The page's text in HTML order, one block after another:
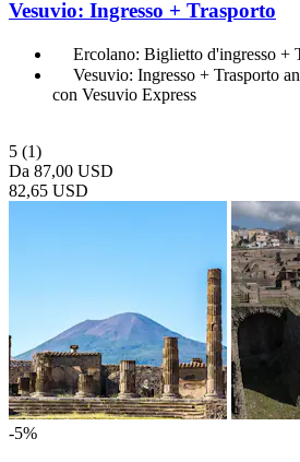
Vesuvio: Ingresso + Trasporto
Ercolano: Biglietto d'ingresso +
Vesuvio: Ingresso + Trasporto
con Vesuvio Express
5 (1)
Da 87,00 USD
82,65 USD
-5%